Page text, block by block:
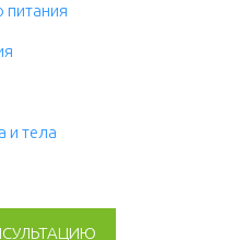
питания
и тела